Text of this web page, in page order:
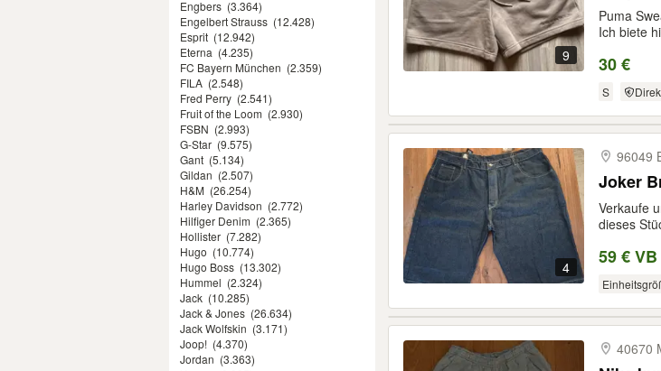
Engbers (3.364)
Engelbert Strauss (12.428)
Esprit (12.942)
Eterna (4.235)
FC Bayern München (2.359)
FILA (2.548)
Fred Perry (2.541)
Fruit of the Loom (2.930)
FSBN (2.993)
G-Star (9.575)
Gant (5.134)
Gildan (2.507)
H&M (26.254)
Harley Davidson (2.772)
Hilfiger Denim (2.365)
Hollister (7.282)
Hugo (10.774)
Hugo Boss (13.302)
Hummel (2.324)
Jack (10.285)
Jack & Jones (26.634)
Jack Wolfskin (3.171)
Joop! (4.370)
Jordan (3.363)
9
Puma
Ich biete
30 €
S
4
96049
Joker
Verkaufe
dieses
59 € VB
40670